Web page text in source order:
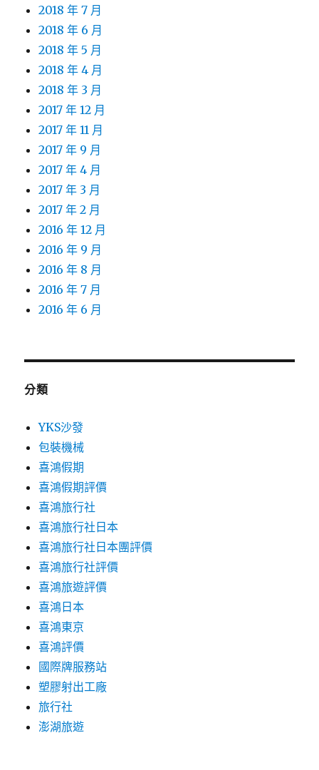
2018 年 7 月
2018 年 6 月
2018 年 5 月
2018 年 4 月
2018 年 3 月
2017 年 12 月
2017 年 11 月
2017 年 9 月
2017 年 4 月
2017 年 3 月
2017 年 2 月
2016 年 12 月
2016 年 9 月
2016 年 8 月
2016 年 7 月
2016 年 6 月
分類
YKS沙發
包裝機械
喜鴻假期
喜鴻假期評價
喜鴻旅行社
喜鴻旅行社日本
喜鴻旅行社日本團評價
喜鴻旅行社評價
喜鴻旅遊評價
喜鴻日本
喜鴻東京
喜鴻評價
國際牌服務站
塑膠射出工廠
旅行社
澎湖旅遊